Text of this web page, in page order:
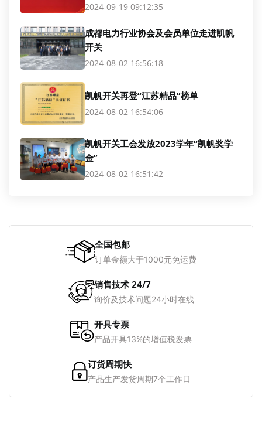
2024-09-19 09:12:35
成都电力行业协会及会员单位走进凯帆
开关
2024-08-02 16:56:18
凯帆开关再登“江苏精品”榜单
2024-08-02 16:54:06
凯帆开关工会发放2023学年“凯帆奖学
金”
2024-08-02 16:51:42
全国包邮
订单金额大于1000元免运费
销售技术 24/7
询价及技术问题24小时在线
开具专票
产品开具13%的增值税发票
订货周期快
产品生产发货周期7个工作日